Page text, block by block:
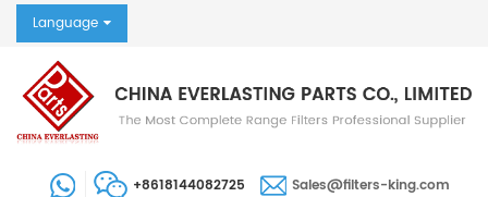
Language
+8618144082725 Sales@filters-king.com